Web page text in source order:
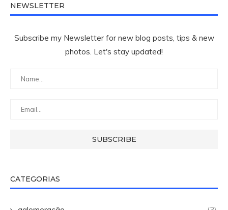
NEWSLETTER
Subscribe my Newsletter for new blog posts, tips & new
photos. Let's stay updated!
CATEGORIAS